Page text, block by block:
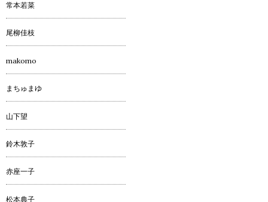
常本若菜
尾柳佳枝
makomo
まちゅまゆ
山下望
鈴木敦子
赤座一子
松本典子